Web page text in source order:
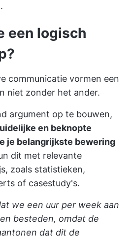
een logisch
communicatie vormen een
niet zonder het ander.
argument op te bouwen,
en beknopte
je belangrijkste bewering
dit met relevante
zoals statistieken,
of casestudy's.
we een uur per week aan
besteden, omdat de
dat dit de